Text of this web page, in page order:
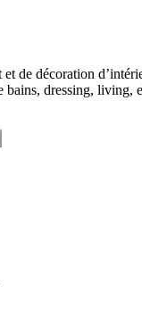
et de décoration
bains, dressing, living,